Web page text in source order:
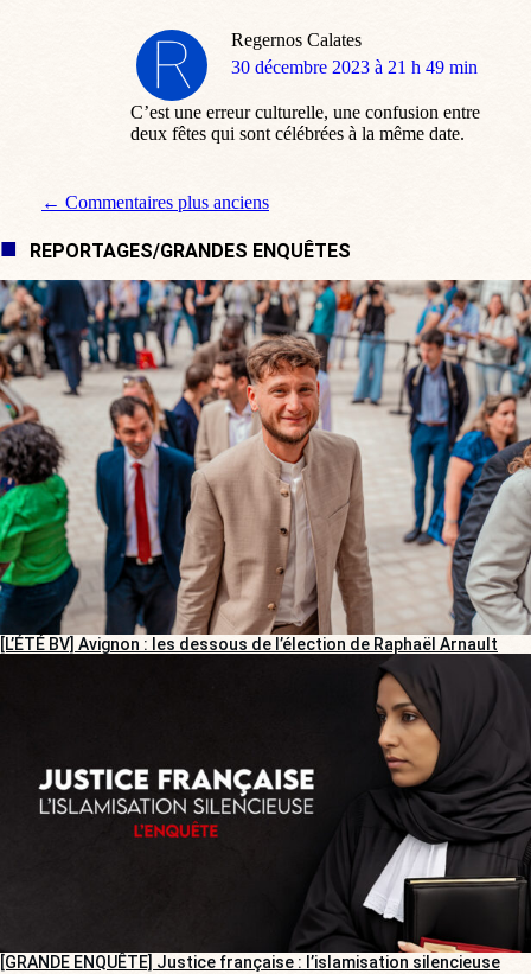
Regernos Calates
dit
30 décembre 2023 à 21 h 49 min
C’est une erreur culturelle, une confusion entre
deux fêtes qui sont célébrées à la même date.
Navigation de commentaire
← Commentaires plus anciens
REPORTAGES/GRANDES ENQUÊTES
[L’ÉTÉ BV] Avignon : les dessous de l’élection de Raphaël Arnault
[GRANDE ENQUÊTE] Justice française : l’islamisation silencieuse